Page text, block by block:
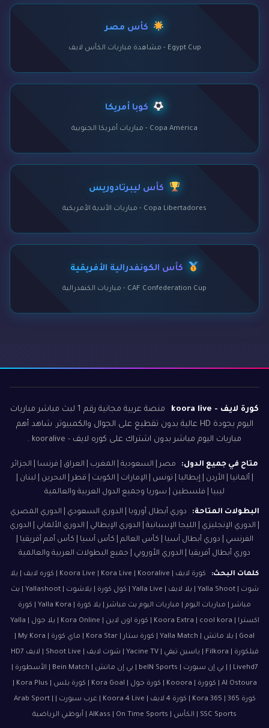
كأس مصر
Egypt Cup - مشاهدة مباريات الكأس لايف
كوبا أمريكا
Copa América - مباريات أمريكا الجنوبية
كأس ليبرتادوريس
Copa Libertadores - مباريات الأندية الأمريكية
كأس الكونفدرالية الأفريقية
CAF Confederation Cup - مباريات الكنفدرالية
كورة لايف - koora live
منصة عربية مجانية رقم 1 لبث مباشر مباريات
اليوم بجودة HD عالية بدون تقطيع على الجوال والكمبيوتر. شاهد أهم
مباريات اليوم مباشر بدون اشتراك على كوره لايف - kooralive .
متاح في جميع الدول:
مصر | السعودية | المغرب | العراق | فرنسا | الجزائر
| ألمانيا | الأردن | إيطاليا | تونس | الإمارات | الكويت | قطر | البحرين | لبنان |
ليبيا | فلسطين | سوريا وجميع الدول العربية والعالمية
البطولات المتاحة:
دوري أبطال أوروبا | الدوري السعودي | الدوري المصري
| الدوري الإنجليزي | الليجا الإسبانية | الدوري الإيطالي | الدوري الألماني | الدوري
الفرنسي | دوري أبطال آسيا | كأس العالم | كأس آسيا | كأس أمم أفريقيا |
دوري أبطال أفريقيا | الدوري الأوروبي | جميع البطولات العربية والعالمية
كلمات البحث:
كورة لايف | Koora Live | Kora Live | Kooralive | كوره لايف | يلا
شوت | Yalla Shoot | يلا لايف | Yalla Live | كول كورة | يلاشوت | Yallashoot | بث
مباشر | مباريات اليوم | مباريات اليوم بث مباشر | يلا كورة | Yalla Kora | كورة
اكسترا | Koora Extra | cool kora | كورة اون لاين | Kora Online | يلا جول | Yalla
فيلكورة | Filkora | ياسين تيفي | Yacine TV | شوت لايف | Shoot Live | لايف HD7
| Livehd7 | بي إن سبورت | beIN Sports | بي إن ماتش | Bein Match | الأسطورة |
كورة 365 | Kora 365 | كورة 4 لايف | Koora 4 Live | عرب سبورت | Arab Sport |
SSC Sports | الكأس | AlKass | On Time Sports | أبوظبي الرياضية